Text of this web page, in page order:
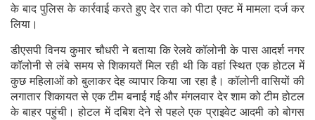
के बाद पुलिस के कार्रवाई करते हुए देर रात को पीटा एक्ट में मामला दर्ज कर
लिया।
डीएसपी विनय कुमार चौधरी ने बताया कि रेलवे कॉलोनी के पास आदर्श नगर
कॉलोनी से लंबे समय से शिकायतें मिल रही थी कि वहां स्थित एक होटल में
कुछ महिलाओं को बुलाकर देह व्यापार किया जा रहा है। कॉलोनी वासियों की
लगातार शिकायत से एक टीम बनाई गई और मंगलवार देर शाम को टीम होटल
के बाहर पहुंची। होटल में दबिश देने से पहले एक प्राइवेट आदमी को बोगस